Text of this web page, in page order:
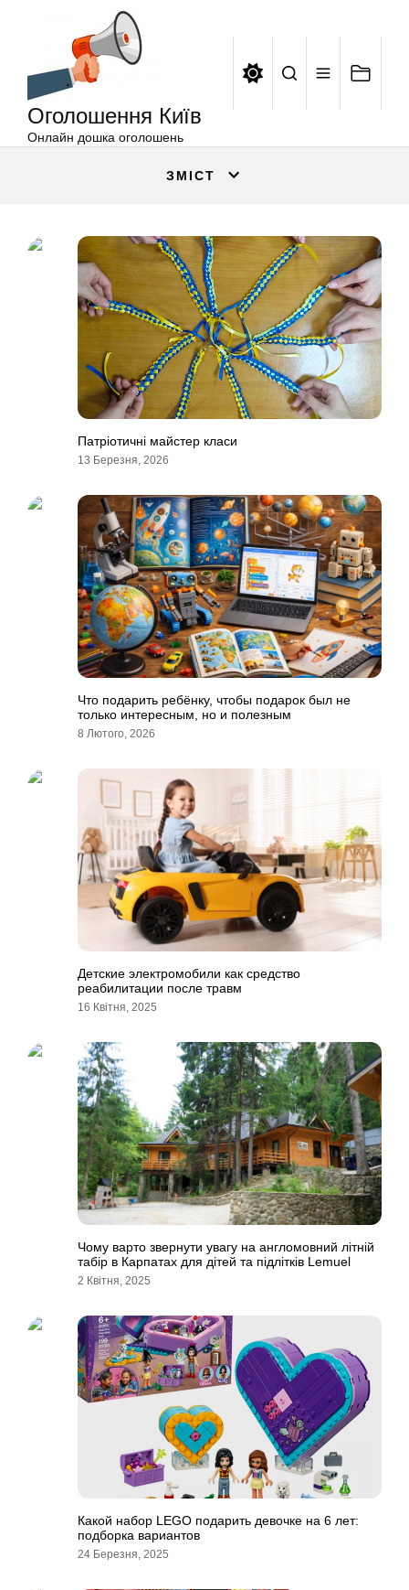
Оголошення Київ
Онлайн дошка оголошень
ЗМІСТ
Патріотичні майстер класи
13 Березня, 2026
Что подарить ребёнку, чтобы подарок был не
только интересным, но и полезным
8 Лютого, 2026
Детские электромобили как средство
реабилитации после травм
16 Квітня, 2025
Чому варто звернути увагу на англомовний літній
табір в Карпатах для дітей та підлітків Lemuel
2 Квітня, 2025
Какой набор LEGO подарить девочке на 6 лет:
подборка вариантов
24 Березня, 2025